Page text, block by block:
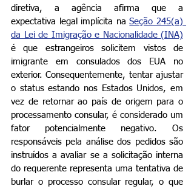
diretiva, a agência afirma que a
expectativa legal implícita na Seção 245(a)
da Lei de Imigração e Nacionalidade (INA)
é que estrangeiros solicitem vistos de
imigrante em consulados dos EUA no
exterior. Consequentemente, tentar ajustar
o status estando nos Estados Unidos, em
vez de retornar ao país de origem para o
processamento consular, é considerado um
fator potencialmente negativo. Os
responsáveis pela análise dos pedidos são
instruídos a avaliar se a solicitação interna
do requerente representa uma tentativa de
burlar o processo consular regular, o que